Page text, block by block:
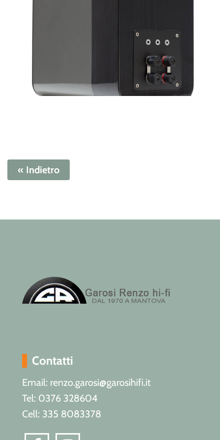
« Indietro
Contatti
Email: renzo.garosi@garosihifi.it
Tel: 0376 328604
Cell: 335 8083378